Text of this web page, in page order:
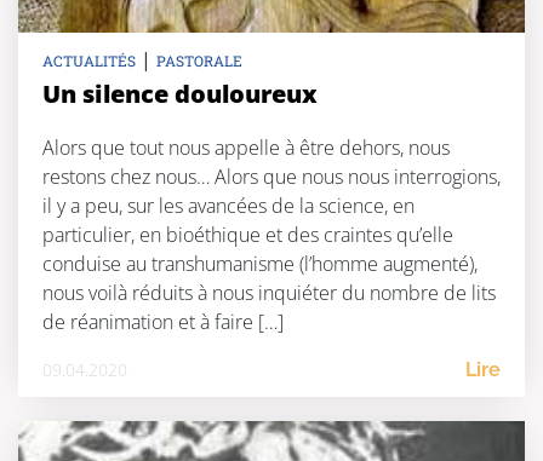
ACTUALITÉS | PASTORALE
Un silence douloureux
Alors que tout nous appelle à être dehors, nous
restons chez nous… Alors que nous nous interrogions,
il y a peu, sur les avancées de la science, en
particulier, en bioéthique et des craintes qu’elle
conduise au transhumanisme (l’homme augmenté),
nous voilà réduits à nous inquiéter du nombre de lits
de réanimation et à faire […]
09.04.2020 Lire